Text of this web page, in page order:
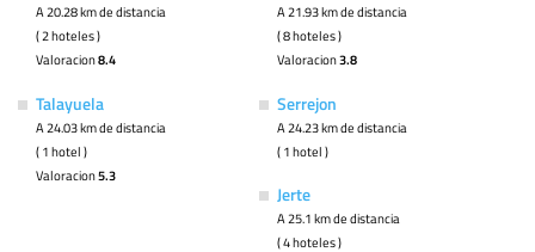
A 20.28 km de distancia
( 2 hoteles )
Valoracion8.4
A 21.93 km de distancia
( 8 hoteles )
Valoracion3.8
Talayuela
A 24.03 km de distancia
( 1 hotel )
Valoracion5.3
Serrejon
A 24.23 km de distancia
( 1 hotel )
Jerte
A 25.1 km de distancia
( 4 hoteles )